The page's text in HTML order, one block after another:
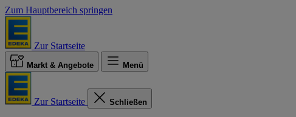
Zum Hauptbereich springen
Zur Startseite
Markt & Angebote Menü
Zur Startseite Schließen